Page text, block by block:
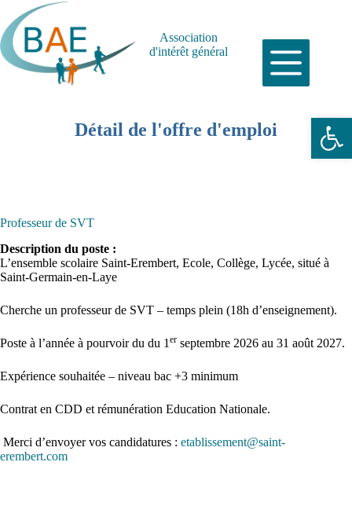
Ouvrir la barre d’outils
contenu
Association
d'intérêt général
Détail de l'offre d'emploi
Professeur de SVT
Description du poste :
L’ensemble scolaire Saint-Erembert, Ecole, Collège, Lycée, situé à
Saint-Germain-en-Laye
Cherche un professeur de SVT – temps plein (18h d’enseignement).
Poste à l’année à pourvoir du du 1 er septembre 2026 au 31 août 2027.
Expérience souhaitée – niveau bac +3 minimum
Contrat en CDD et rémunération Education Nationale.
Merci d’envoyer vos candidatures : etablissement@saint-
erembert.com